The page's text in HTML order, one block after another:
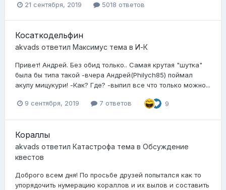
21 сентября, 2019 5018 ответов
Косаткодельфин
akvads ответил Максимус тема в И-К
Привет! Андрей. Без обид только.. Самая крутая "шутка"
была бы типа такой -вчера Андрей(Philych85) поймал
акулу мицукури! -Как? Где? -выпил все что только можно...
9 сентября, 2019 7 ответов 9
Кораллы
akvads ответил Катастрофа тема в Обсуждение
квестов
Доброго всем дня! По просьбе друзей попытался как то
упорядочить нумерацию кораллов и их вылов и составить